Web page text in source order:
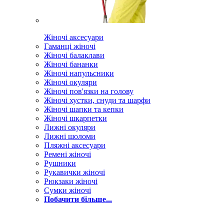
Жіночі аксесуари
Гаманці жіночі
Жіночі балаклави
Жіночі бананки
Жіночі напульсники
Жіночі окуляри
Жіночі пов'язки на голову
Жіночі хустки, снуди та шарфи
Жіночі шапки та кепки
Жіночі шкарпетки
Лижні окуляри
Лижні шоломи
Пляжні аксесуари
Ремені жіночі
Рушники
Рукавички жіночі
Рюкзаки жіночі
Сумки жіночі
Побачити більше...